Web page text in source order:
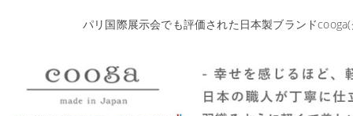
パリ国際展示会でも評価された日本製ブランド